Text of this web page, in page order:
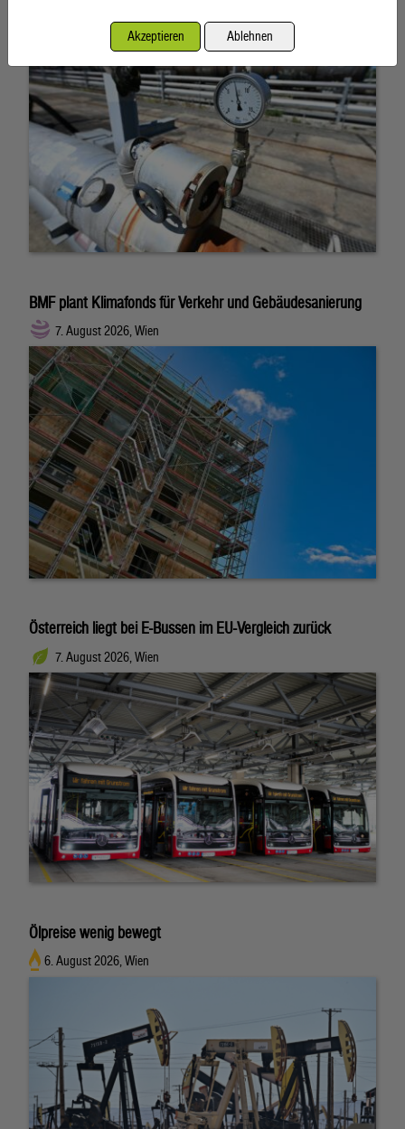
BMF plant Klimafonds für Verkehr und Gebäudesanierung
7. August 2026, Wien
Österreich liegt bei E-Bussen im EU-Vergleich zurück
7. August 2026, Wien
Ölpreise wenig bewegt
6. August 2026, Wien
Akzeptieren Ablehnen